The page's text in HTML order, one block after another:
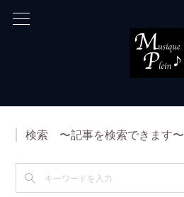
検索 〜記事を検索できます〜